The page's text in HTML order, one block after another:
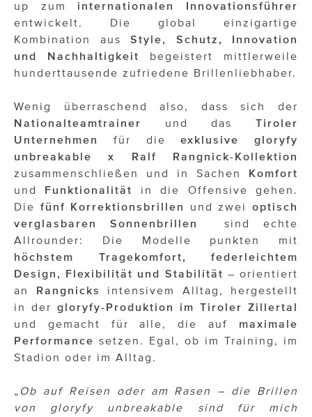
PRESS CONTACT
up zum internationalen
Innovationsführer
entwickelt. Die global einzigartige
Kombination aus Style, Schutz, Innovation
und Nachhaltigkeit
begeistert mittlerweile
hunderttausende zufriedene Brillenliebhaber.
Wenig überraschend also, dass sich der
Nationalteamtrainer
und das Tiroler
Unternehmen
für dieexklusive gloryfy
unbreakable x Ralf Rangnick-Kollektion
zusammenschließen und in Sachen Komfort
und Funktionalität
in die Offensive gehen.
Die fünf Korrektionsbrillen und zweioptisch
verglasbaren
Sonnenbrillen
sind echte
Allrounder: Die Modelle punkten mit
höchstem Tragekomfort, federleichtem
Design, Flexibilität und Stabilität – orientiert
an Rangnicks
intensivem Alltag, hergestellt
in der gloryfy-Produktion im Tiroler Zillertal
und gemacht für alle, die auf maximale
Performance setzen. Egal, ob im Training, im
Stadion oder im Alltag.
„Ob auf Reisen oder am Rasen – die Brillen
von gloryfy unbreakable sind für mich